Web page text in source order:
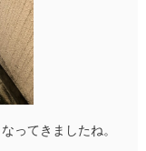
ってきましたね。